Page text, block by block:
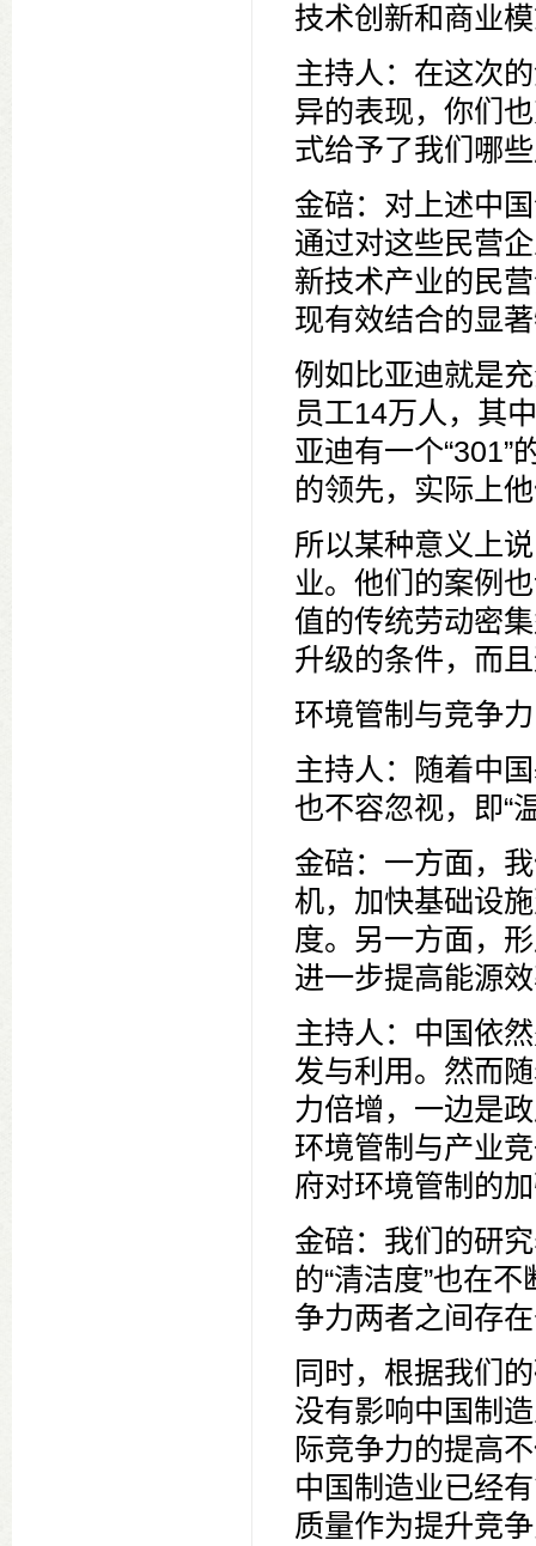
技术创新和商业
主持人：在这次
异的表现，你们
式给予了我们哪
金碚：对上述中
通过对这些民营
新技术产业的民
现有效结合的显
例如比亚迪就是
员工14万人，其
亚迪有一个“301”
的领先，实际上
所以某种意义上
业。他们的案例
值的传统劳动密
升级的条件，而
环境管制与竞争力
主持人：随着中
也不容忽视，即“
金碚：一方面，
机，加快基础设
度。另一方面，
进一步提高能源
主持人：中国依
发与利用。然而
力倍增，一边是
环境管制与产业
府对环境管制的
金碚：我们的研
的“清洁度”也在
争力两者之间存
同时，根据我们
没有影响中国制
际竞争力的提高
中国制造业已经
质量作为提升竞